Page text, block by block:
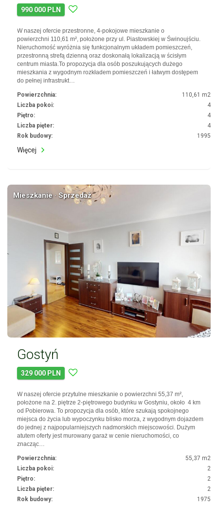
990 000 PLN
W naszej ofercie przestronne, 4-pokojowe mieszkanie o
powierzchni 110,61 m², położone przy ul. Piastowskiej w Świnoujściu.
Nieruchomość wyróżnia się funkcjonalnym układem pomieszczeń,
przestronną strefą dzienną oraz doskonałą lokalizacją w ścisłym
centrum miasta.To propozycja dla osób poszukujących dużego
mieszkania z wygodnym rozkładem pomieszczeń i łatwym dostępem
do pełnej infrastrukt…
Powierzchnia:
110,61 m2
Liczba pokoi:
4
Piętro:
4
Liczba pięter:
4
Rok budowy:
1995
Więcej
Mieszkanie · Sprzedaż
Gostyń
329 000 PLN
W naszej ofercie przytulne mieszkanie o powierzchni 55,37 m²,
położone na 2. piętrze 2-piętrowego budynku w Gostyniu, około 4 km
od Pobierowa. To propozycja dla osób, które szukają spokojnego
miejsca do życia lub wypoczynku blisko morza, z wygodnym dojazdem
do jednej z najpopularniejszych nadmorskich miejscowości. Dużym
atutem oferty jest murowany garaż w cenie nieruchomości, co
znacząc…
Powierzchnia:
55,37 m2
Liczba pokoi:
2
Piętro:
2
Liczba pięter:
2
Rok budowy:
1975